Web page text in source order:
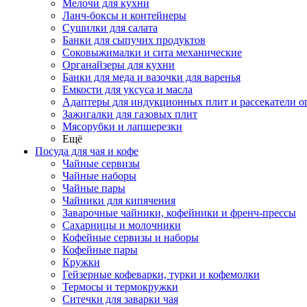
Мелочи для кухни
Ланч-боксы и контейнеры
Сушилки для салата
Банки для сыпучих продуктов
Соковыжималки и сита механические
Органайзеры для кухни
Банки для меда и вазочки для варенья
Емкости для уксуса и масла
Адаптеры для индукционных плит и рассекатели
Зажигалки для газовых плит
Мясорубки и лапшерезки
Ещё
Посуда для чая и кофе
Чайные сервизы
Чайные наборы
Чайные пары
Чайники для кипячения
Заварочные чайники, кофейники и френч-прессы
Сахарницы и молочники
Кофейные сервизы и наборы
Кофейные пары
Кружки
Гейзерные кофеварки, турки и кофемолки
Термосы и термокружки
Ситечки для заварки чая